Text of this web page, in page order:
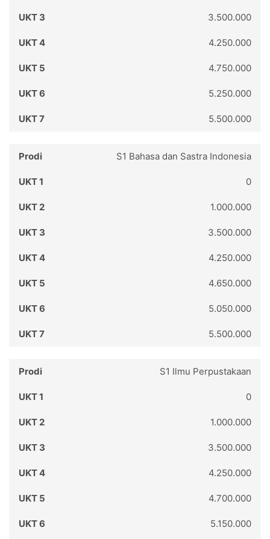
3.500.000
4.250.000
4.750.000
5.250.000
5.500.000
S1 Bahasa dan Sastra Indonesia
0
1.000.000
3.500.000
4.250.000
4.650.000
5.050.000
5.500.000
S1 Ilmu Perpustakaan
0
1.000.000
3.500.000
4.250.000
4.700.000
5.150.000